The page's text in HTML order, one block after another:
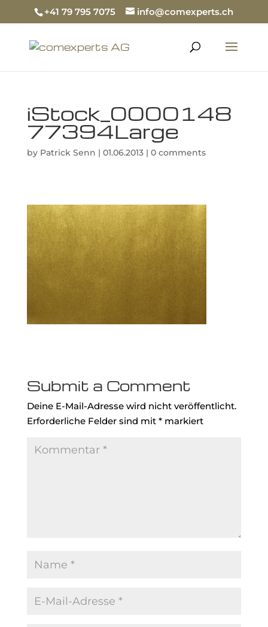
+41 79 795 7075 info@comexperts.ch
iStock_0000148
77394Large
by Patrick Senn | 01.06.2013| 0 comments
Submit a Comment
Deine E-Mail-Adresse wird nicht veröffentlicht.
Erforderliche Felder sind mit *markiert